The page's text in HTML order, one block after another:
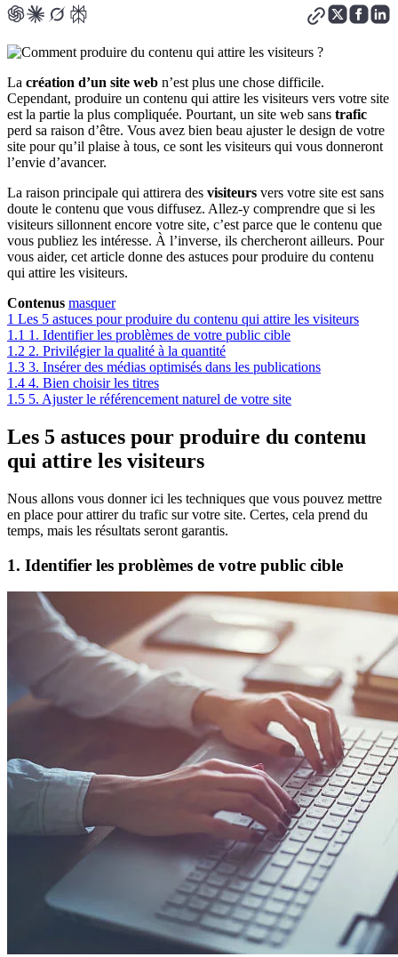
La création d’un site web n’est plus une chose difficile.
Cependant, produire un contenu qui attire les visiteurs vers votre site
est la partie la plus compliquée. Pourtant, un site web sans trafic
perd sa raison d’être. Vous avez bien beau ajuster le design de votre
site pour qu’il plaise à tous, ce sont les visiteurs qui vous donneront
l’envie d’avancer.
La raison principale qui attirera des visiteurs vers votre site est sans
doute le contenu que vous diffusez. Allez-y comprendre que si les
visiteurs sillonnent encore votre site, c’est parce que le contenu que
vous publiez les intéresse. À l’inverse, ils chercheront ailleurs. Pour
vous aider, cet article donne des astuces pour produire du contenu
qui attire les visiteurs.
Contenus masquer
1 Les 5 astuces pour produire du contenu qui attire les visiteurs
1.1 1. Identifier les problèmes de votre public cible
1.2 2. Privilégier la qualité à la quantité
1.3 3. Insérer des médias optimisés dans les publications
1.4 4. Bien choisir les titres
1.5 5. Ajuster le référencement naturel de votre site
Les 5 astuces pour produire du contenu
qui attire les visiteurs
Nous allons vous donner ici les techniques que vous pouvez mettre
en place pour attirer du trafic sur votre site. Certes, cela prend du
temps, mais les résultats seront garantis.
1. Identifier les problèmes de votre public cible